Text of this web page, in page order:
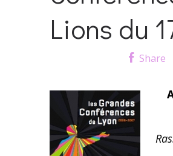
Lions du
Share